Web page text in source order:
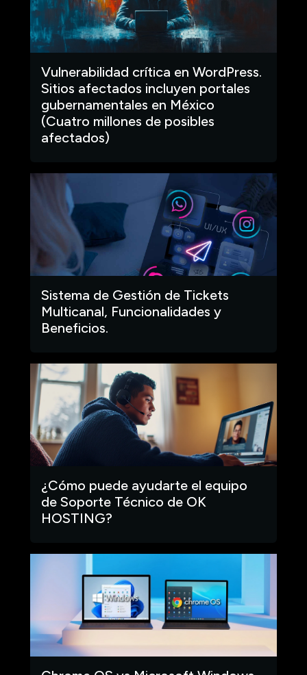
Vulnerabilidad crítica en WordPress.
Sitios afectados incluyen portales
gubernamentales en México
(Cuatro millones de posibles
afectados)
Sistema de Gestión de Tickets
Multicanal, Funcionalidades y
Beneficios.
¿Cómo puede ayudarte el equipo
de Soporte Técnico de OK
HOSTING?